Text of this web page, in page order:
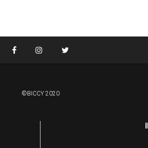
©BICCY 2020